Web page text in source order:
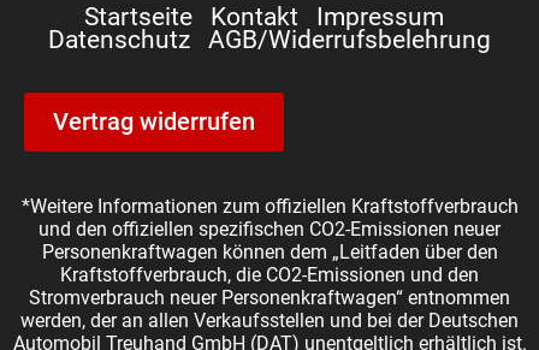
Startseite Kontakt Impressum
Datenschutz AGB/Widerrufsbelehrung
Vertrag widerrufen
*Weitere Informationen zum offiziellen Kraftstoffverbrauch
und den offiziellen spezifischen CO2-Emissionen neuer
Personenkraftwagen können dem „Leitfaden über den
Kraftstoffverbrauch, die CO2-Emissionen und den
Stromverbrauch neuer Personenkraftwagen“ entnommen
werden, der an allen Verkaufsstellen und bei der Deutschen
Automobil Treuhand GmbH (DAT) unentgeltlich erhältlich ist.